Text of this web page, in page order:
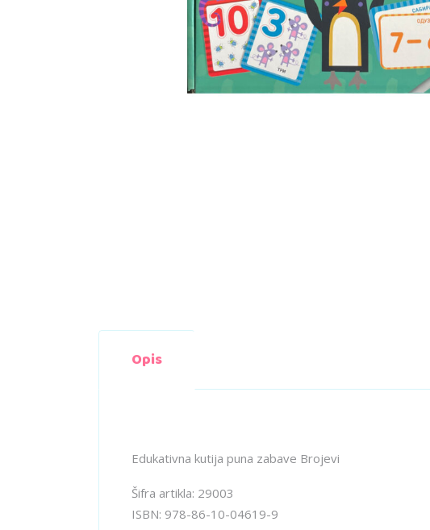
Opis
Edukativna kutija puna zabave Brojevi
Šifra artikla: 29003
ISBN: 978-86-10-04619-9